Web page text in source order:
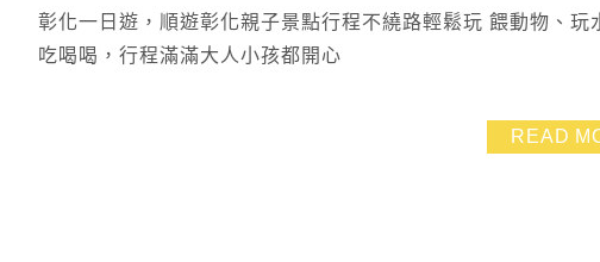
彰化一日遊，順遊彰化親子景點行程不繞路輕鬆玩 餵動物、
吃喝喝，行程滿滿大人小孩都開心
READ